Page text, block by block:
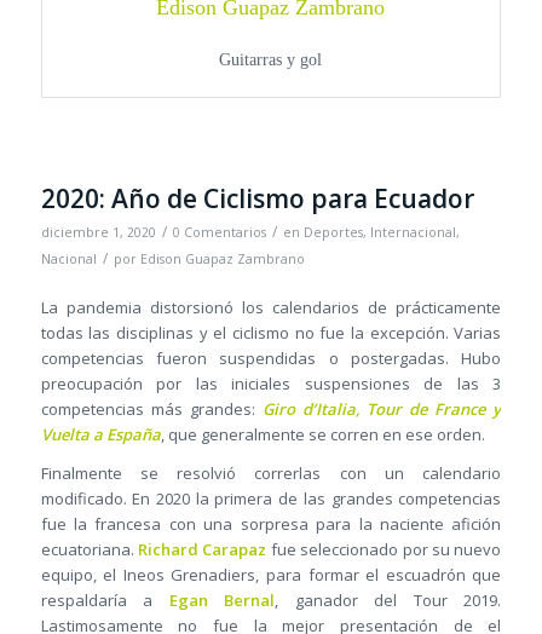
Edison Guapaz Zambrano
Guitarras y gol
2020: Año de Ciclismo para Ecuador
diciembre 1, 2020 / 0 Comentarios / en Deportes, Internacional,
Nacional / por Edison Guapaz Zambrano
La pandemia distorsionó los calendarios de prácticamente
todas las disciplinas y el ciclismo no fue la excepción. Varias
competencias fueron suspendidas o postergadas. Hubo
preocupación por las iniciales suspensiones de las 3
competencias más grandes: Giro d’Italia, Tour de France y
Vuelta a España, que generalmente se corren en ese orden.
Finalmente se resolvió correrlas con un calendario
modificado. En 2020 la primera de las grandes competencias
fue la francesa con una sorpresa para la naciente afición
ecuatoriana. Richard Carapaz fue seleccionado por su nuevo
equipo, el Ineos Grenadiers, para formar el escuadrón que
respaldaría a Egan Bernal, ganador del Tour 2019.
Lastimosamente no fue la mejor presentación de el